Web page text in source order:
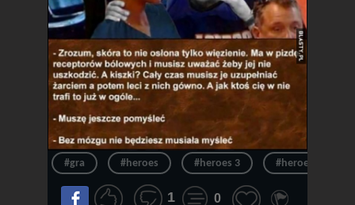
#gra #heroes #heroes 3 #heroes of
1 0